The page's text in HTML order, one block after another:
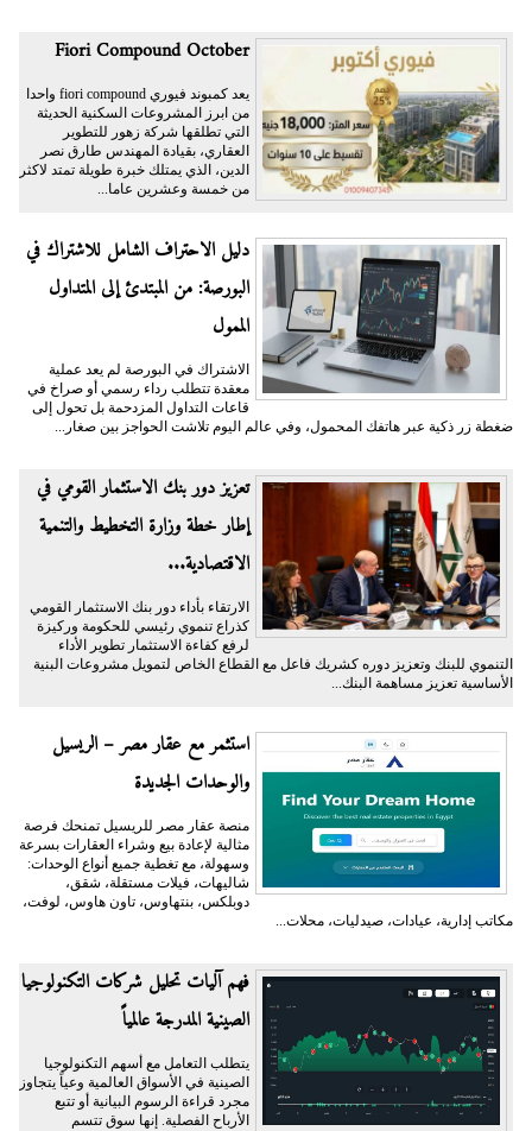
Fiori Compound October
يعد كمبوند فيوري fiori compound واحدا
من ابرز المشروعات السكنية الحديثة
التي تطلقها شركة زهور للتطوير
العقاري، بقيادة المهندس طارق نصر
الدين، الذي يمتلك خبرة طويلة تمتد لاكثر
من خمسة وعشرين عاما...
دليل الاحتراف الشامل للاشتراك في
البورصة: من المبتدئ إلى المتداول
الممول
الاشتراك في البورصة لم يعد عملية
معقدة تتطلب رداء رسمي أو صراخ في
قاعات التداول المزدحمة بل تحول إلى
ضغطة زر ذكية عبر هاتفك المحمول، وفي عالم اليوم تلاشت الحواجز بين صغار...
تعزيز دور بنك الاستثمار القومي في
إطار خطة وزارة التخطيط والتنمية
الاقتصادية...
الارتقاء بأداء دور بنك الاستثمار القومي
كذراع تنموي رئيسي للحكومة وركيزة
لرفع كفاءة الاستثمار تطوير الأداء
التنموي للبنك وتعزيز دوره كشريك فاعل مع القطاع الخاص لتمويل مشروعات البنية
الأساسية تعزيز مساهمة البنك...
استثمر مع عقار مصر – الريسيل
والوحدات الجديدة
منصة عقار مصر للريسيل تمنحك فرصة
مثالية لإعادة بيع وشراء العقارات بسرعة
وسهولة، مع تغطية جميع أنواع الوحدات:
شاليهات، فيلات مستقلة، شقق،
دوبلكس، بنتهاوس، تاون هاوس، لوفت،
مكاتب إدارية، عيادات، صيدليات، محلات...
فهم آليات تحليل شركات التكنولوجيا
الصينية المدرجة عالمياً
يتطلب التعامل مع أسهم التكنولوجيا
الصينية في الأسواق العالمية وعياً يتجاوز
مجرد قراءة الرسوم البيانية أو تتبع
الأرباح الفصلية. إنها سوق تتسم